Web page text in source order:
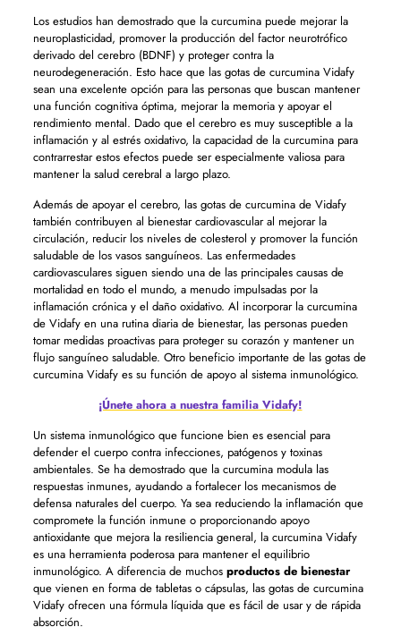
Los estudios han demostrado que la curcumina puede mejorar la
neuroplasticidad, promover la producción del factor neurotrófico
derivado del cerebro (BDNF) y proteger contra la
neurodegeneración. Esto hace que las gotas de curcumina Vidafy
sean una excelente opción para las personas que buscan mantener
una función cognitiva óptima, mejorar la memoria y apoyar el
rendimiento mental. Dado que el cerebro es muy susceptible a la
inflamación y al estrés oxidativo, la capacidad de la curcumina para
contrarrestar estos efectos puede ser especialmente valiosa para
mantener la salud cerebral a largo plazo.
Además de apoyar el cerebro, las gotas de curcumina de Vidafy
también contribuyen al bienestar cardiovascular al mejorar la
circulación, reducir los niveles de colesterol y promover la función
saludable de los vasos sanguíneos. Las enfermedades
cardiovasculares siguen siendo una de las principales causas de
mortalidad en todo el mundo, a menudo impulsadas por la
inflamación crónica y el daño oxidativo. Al incorporar la curcumina
de Vidafy en una rutina diaria de bienestar, las personas pueden
tomar medidas proactivas para proteger su corazón y mantener un
flujo sanguíneo saludable. Otro beneficio importante de las gotas de
curcumina Vidafy es su función de apoyo al sistema inmunológico.
¡Únete ahora a nuestra familia Vidafy!
Un sistema inmunológico que funcione bien es esencial para
defender el cuerpo contra infecciones, patógenos y toxinas
ambientales. Se ha demostrado que la curcumina modula las
respuestas inmunes, ayudando a fortalecer los mecanismos de
defensa naturales del cuerpo. Ya sea reduciendo la inflamación que
compromete la función inmune o proporcionando apoyo
antioxidante que mejora la resiliencia general, la curcumina Vidafy
es una herramienta poderosa para mantener el equilibrio
inmunológico. A diferencia de muchos productos de bienestar
que vienen en forma de tabletas o cápsulas, las gotas de curcumina
Vidafy ofrecen una fórmula líquida que es fácil de usar y de rápida
absorción.